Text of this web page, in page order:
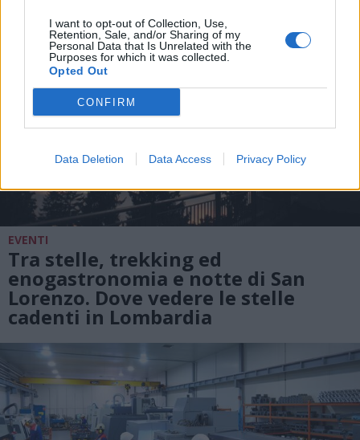
I want to opt-out of Collection, Use,
Retention, Sale, and/or Sharing of my
Personal Data that Is Unrelated with the
Purposes for which it was collected.
Opted Out
CONFIRM
Data Deletion Data Access Privacy Policy
EVENTI
Tra stelle, trekking ed
enogastronomia e notte di San
Lorenzo. Dove vedere le stelle
cadenti in Lombardia